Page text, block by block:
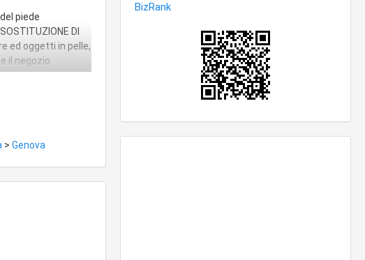
piede
DI
ed oggetti in pelle,
il negozio
> Genova